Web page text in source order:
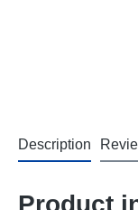
Description
Product